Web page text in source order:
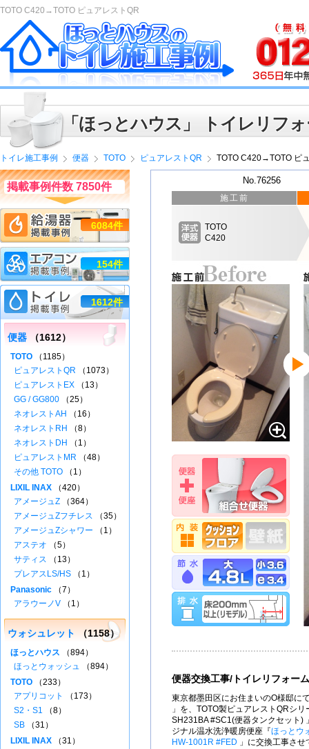
TOTO C420→TOTO ピュアレストQR
「ほっとハウス」 トイレリフ
トイレ施工事例 便器 TOTO ピュアレストQR TOTO C420→TOTO ピ
No.76256
施工前
TOTO
C420
便器交換工事/トイレリフォーム
東京都墨田区にお住まいのO様邸に
」を、TOTO製ピュアレストQRシ
SH231BA #SC1(便器タンクセット)
ジナル温水洗浄暖房便座『ほっとウ
HW-1001R #FED 」に交換工事さ
掲載事例件数 7850件
6084件
154件
1612件
便器 （1612）
TOTO （1185）
ピュアレストQR （1073）
ピュアレストEX （13）
GG / GG800 （25）
ネオレストAH
（16）
ネオレストRH
（8）
ネオレストDH
（1）
ピュアレストMR （48）
その他 TOTO （1）
LIXIL INAX （420）
アメージュZ （364）
アメージュZフチレス （35）
アメージュZシャワー （1）
アステオ （5）
サティス （13）
プレアスLS/HS （1）
Panasonic （7）
アラウーノV （1）
ウォシュレット （1158）
ほっとハウス （894）
ほっとウォッシュ （894）
TOTO （233）
アプリコット
（173）
S2・S1 （8）
SB （31）
LIXIL INAX （31）